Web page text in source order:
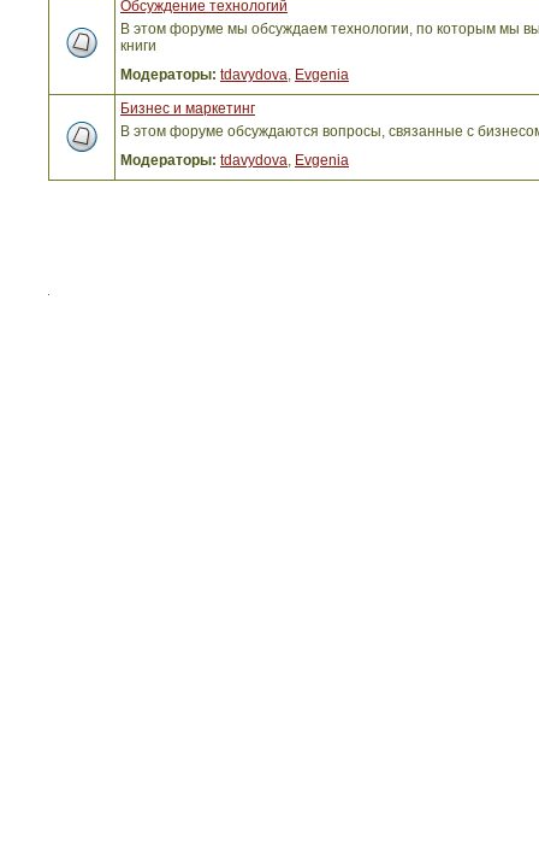
Обсуждение технологий
В этом форуме мы обсуждаем технологии, по которым мы
книги
Модераторы: tdavydova, Evgenia
Бизнес и маркетинг
В этом форуме обсуждаются вопросы, связанные с
Модераторы: tdavydova, Evgenia